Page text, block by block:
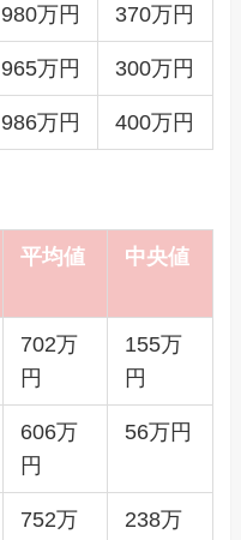
980万円 370万円
965万円 300万円
986万円 400万円
平均値 中央値
702万
円
155万
円
606万
円
56万円
752万
238万